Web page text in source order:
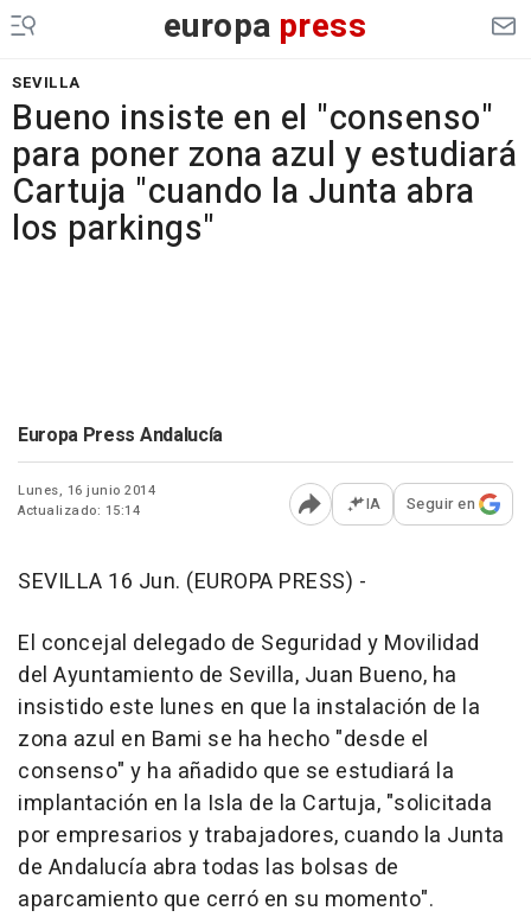
europa press
SEVILLA
Bueno insiste en el "consenso"
para poner zona azul y estudiará
Cartuja "cuando la Junta abra
los parkings"
Europa Press Andalucía
Lunes, 16 junio 2014
Actualizado: 15:14
Abrir opciones para
IA Seguir en
SEVILLA 16 Jun. (EUROPA PRESS) -
El concejal delegado de Seguridad y Movilidad
del Ayuntamiento de Sevilla, Juan Bueno, ha
insistido este lunes en que la instalación de la
zona azul en Bami se ha hecho "desde el
consenso" y ha añadido que se estudiará la
implantación en la Isla de la Cartuja, "solicitada
por empresarios y trabajadores, cuando la Junta
de Andalucía abra todas las bolsas de
aparcamiento que cerró en su momento".